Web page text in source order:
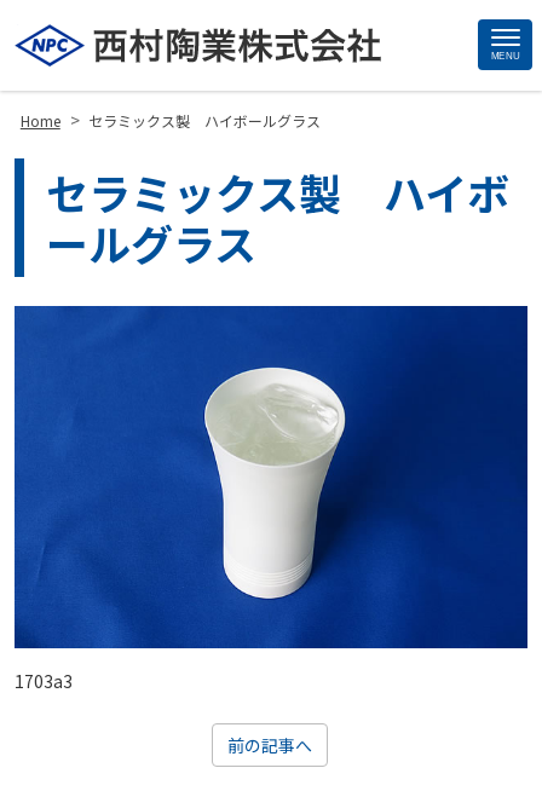
MENU
Home > セラミックス製 ハイボールグラス
セラミックス製 ハイボ
ールグラス
1703a3
前の記事へ
Site
Footer